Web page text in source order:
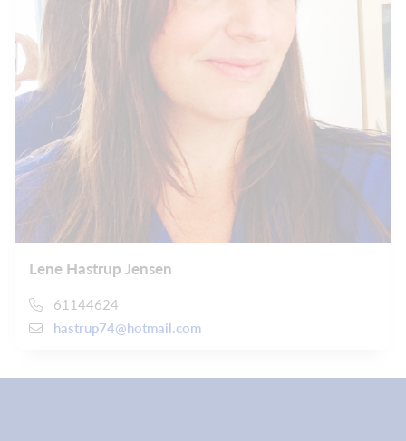
Lene Hastrup Jensen
61144624
hastrup74@hotmail.com